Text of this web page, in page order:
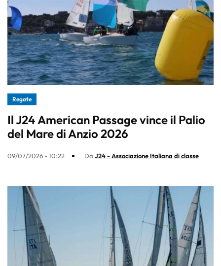
Regate
Il J24 American Passage vince il Palio
del Mare di Anzio 2026
09/07/2026 - 10:22 Da J24 - Associazione Italiana di classe